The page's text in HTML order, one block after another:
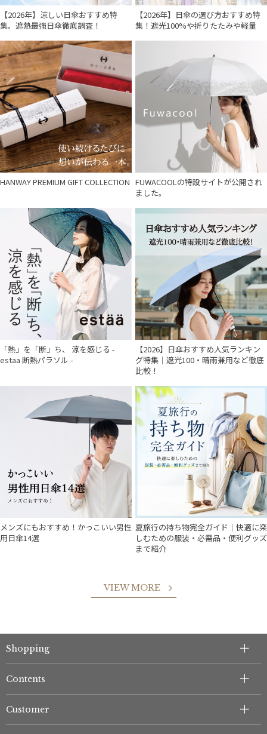
【2026年】涼しい日傘おすすめ特
集。遮熱最強日傘徹底調査！
【2026年】日傘の選び方おすすめ特
集！遮光100%や折りたたみや軽量
HANWAY PREMIUM GIFT COLLECTION FUWACOOLの特設サイトが公開され
ました。
「熱」を「断」ち、 涼を感じる -
estaa 断熱パラソル -
【2026】日傘おすすめ人気ランキン
グ特集｜遮光100・晴雨兼用など徹底
比較！
メンズにもおすすめ！かっこいい男性
用日傘14選
夏旅行の持ち物完全ガイド｜快適に楽
しむための服装・必需品・便利グッズ
まで紹介
VIEW MORE
Shopping
Contents
Customer